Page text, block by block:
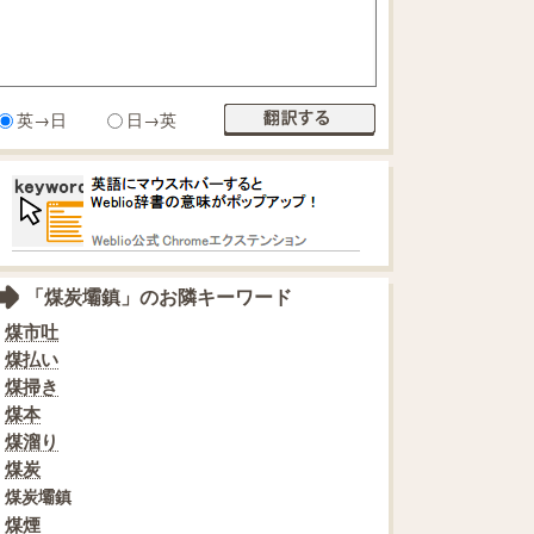
英→日 日→英
「煤炭壩鎮」のお隣キーワード
煤市吐
煤払い
煤掃き
煤本
煤溜り
煤炭
煤炭壩鎮
煤煙